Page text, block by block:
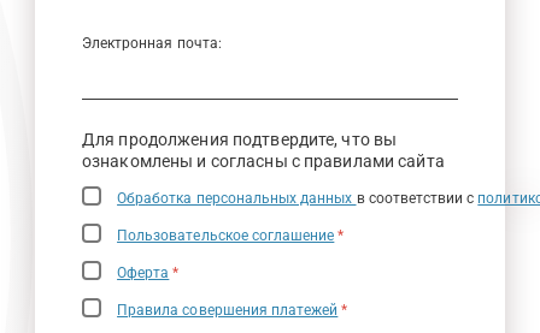
Электронная почта:
Для продолжения подтвердите, что вы
ознакомлены и согласны с правилами сайта
Обработка персональных данных в соответствии с
Пользовательское соглашение *
Оферта *
Правила совершения платежей *